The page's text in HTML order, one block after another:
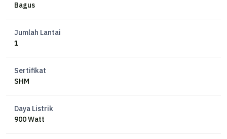
Bagus
Jumlah Lantai
1
Sertifikat
SHM
Daya Listrik
900 Watt